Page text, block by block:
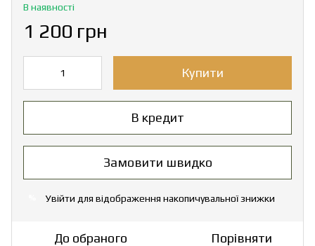
В наявності
1 200 грн
Купити
В кредит
Замовити швидко
Увійти для відображення накопичувальної знижки
До обраного Порівняти